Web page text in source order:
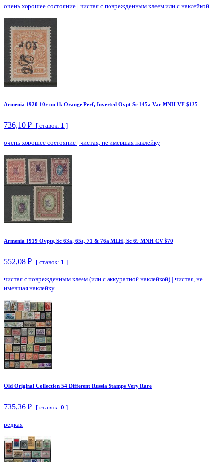
очень хорошее состояние | чистая с поврежденным клеем или с наклейкой
Armenia 1920 10r on 1k Orange Perf, Inverted Ovpt Sc 145a Var MNH VF $125
736,10 ₽ [ ставок: 1 ]
очень хорошее состояние | чистая, не имевшая наклейку
Armenia 1919 Ovpts, Sc 63a, 65a, 71 & 76a MLH, Sc 69 MNH CV $70
552,08 ₽ [ ставок: 1 ]
чистая с поврежденным клеем (или с аккуратной наклейкой) | чистая, не
имевшая наклейку
Old Original Collection 54 Different Russia Stamps Very Rare
735,36 ₽ [ ставок: 0 ]
редкая